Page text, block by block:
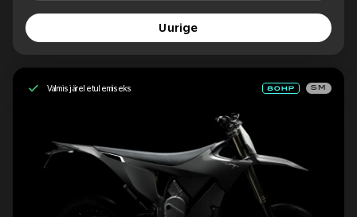
Uurige
Valmis järeletulemiseks SM